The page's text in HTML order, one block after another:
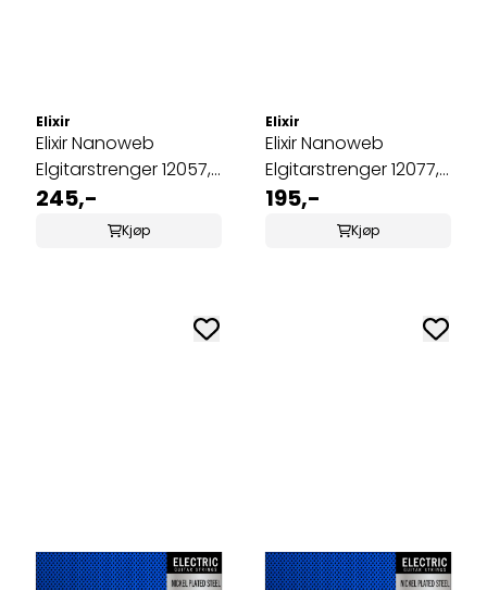
Elixir
Elixir Nanoweb
Elgitarstrenger 12057,
7-strengs, Light, 010-
245,-
Kjøp
Elixir
Elixir Nanoweb
Elgitarstrenger 12077,
Light-Heavy, 010-052
195,-
Kjøp